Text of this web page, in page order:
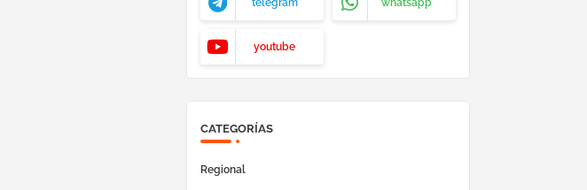
telegram whatsapp
youtube
CATEGORÍAS
Regional